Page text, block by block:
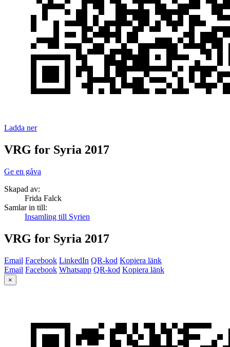
Ladda ner
VRG for Syria 2017
Ge en gåva
Skapad av:
Frida Falck
Samlar in till:
Insamling till Syrien
VRG for Syria 2017
Email Facebook LinkedIn QR-kod Kopiera länk
Email Facebook Whatsapp QR-kod Kopiera länk
×